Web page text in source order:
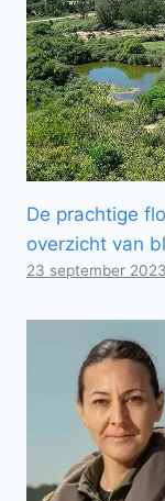
De prachtige
overzicht van
23 september 2023